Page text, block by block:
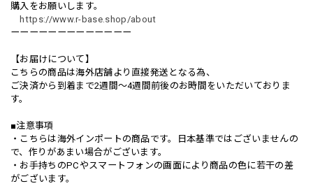
購入をお願いします。
https://www.r-base.shop/about
ーーーーーーーーーーーーー
【お届けについて】
こちらの商品は海外店舗より直接発送となる為、
ご決済から到着まで2週間〜4週間前後のお時間をいただいておりま
す。
■注意事項
・こちらは海外インポートの商品です。日本基準ではございませんの
で、作りがあまい場合がございます。
・お手持ちのPCやスマートフォンの画面により商品の色に若干の差
がございます。